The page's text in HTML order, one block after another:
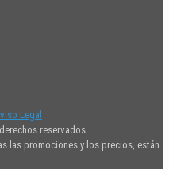
Legal
reservados
las promociones y los precios, están